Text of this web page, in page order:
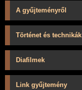
A gyűjteményről
Történet és technikák
Diafilmek
Link gyűjtemény